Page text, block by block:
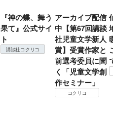
『神の蝶、舞う
果て』公式サイ
ト
講談社コクリコ
アーカイブ配信
中【第67回講談
社児童文学新人
賞】受賞作家と
前選考委員に聞
く「児童文学創
作セミナー」
コクリコ